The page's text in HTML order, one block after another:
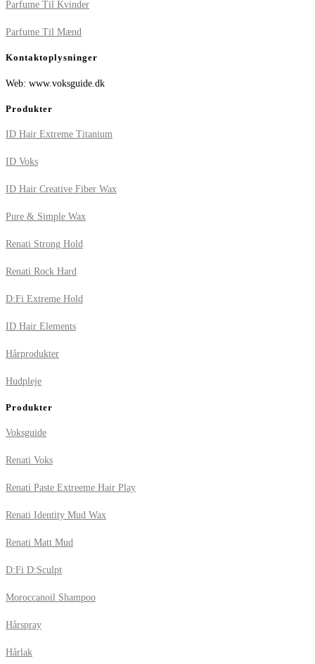
Parfume Til Kvinder
Parfume Til Mænd
Kontaktoplysninger
Web: www.voksguide.dk
Produkter
ID Hair Extreme Titanium
ID Voks
ID Hair Creative Fiber Wax
Pure & Simple Wax
Renati Strong Hold
Renati Rock Hard
D:Fi Extreme Hold
ID Hair Elements
Hårprodukter
Hudpleje
Produkter
Voksguide
Renati Voks
Renati Paste Extreeme Hair Play
Renati Identity Mud Wax
Renati Matt Mud
D:Fi D:Sculpt
Moroccanoil Shampoo
Hårspray
Hårlak